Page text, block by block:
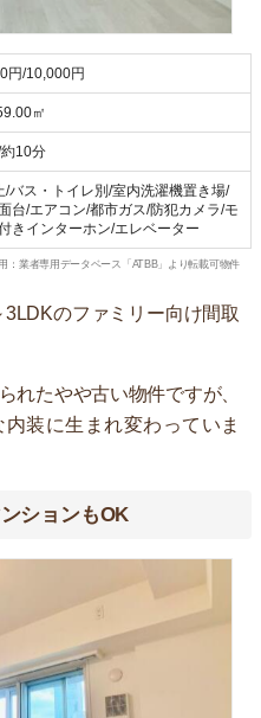
円/10,000円
㎡
10分
/バス・トイレ別/室内洗濯機置き場/
台/エアコン/都市ガス/防犯カメラ/モ
きインターホン/エレベーター
：業者専用データベース「ATBB」より転載可物件
のファミリー向け間取
れたやや古い物件ですが、
装に生まれ変わっていま
ションもOK